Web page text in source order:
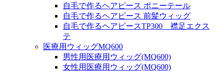
自毛で作るヘアピース ポニーテール
自毛で作るヘアピース 前髪ウィッグ
自毛で作るヘアピースTP300 襟足エクス
テ
医療用ウィッグMQ600
男性用医療用ウィッグ(MQ600)
女性用医療用ウィッグ(MQ600)